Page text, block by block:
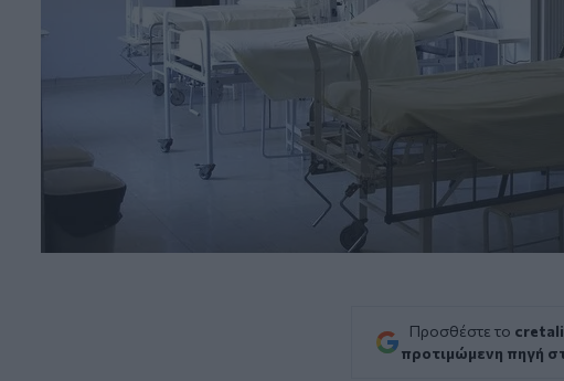
Προσθέστε το
προτιμώμενη πηγή